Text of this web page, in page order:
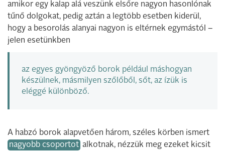
amikor egy kalap alá veszünk elsőre nagyon hasonlónak
tűnő dolgokat, pedig aztán a legtöbb esetben kiderül,
hogy a besorolás alanyai nagyon is eltérnek egymástól –
jelen esetünkben
az egyes gyöngyöző borok például máshogyan
készülnek, másmilyen szőlőből, sőt, az ízük is
eléggé különböző.
A habzó borok alapvetően három, széles körben ismert
nagyobb csoportot alkotnak, nézzük meg ezeket kicsit